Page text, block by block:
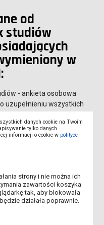
od
studiów
w
- ankieta osobowa
uzupełnieniu wszystkich
do ubiegania się o
NAWA potwierdzającą
medycyny pracy,
do studiów na
Wychowanie
danych cookie na Twoim
tylko danych
informacji o cookie w polityce
strony i nie można ich
zawartości koszyka
tak, aby blokowała
działała poprawnie.